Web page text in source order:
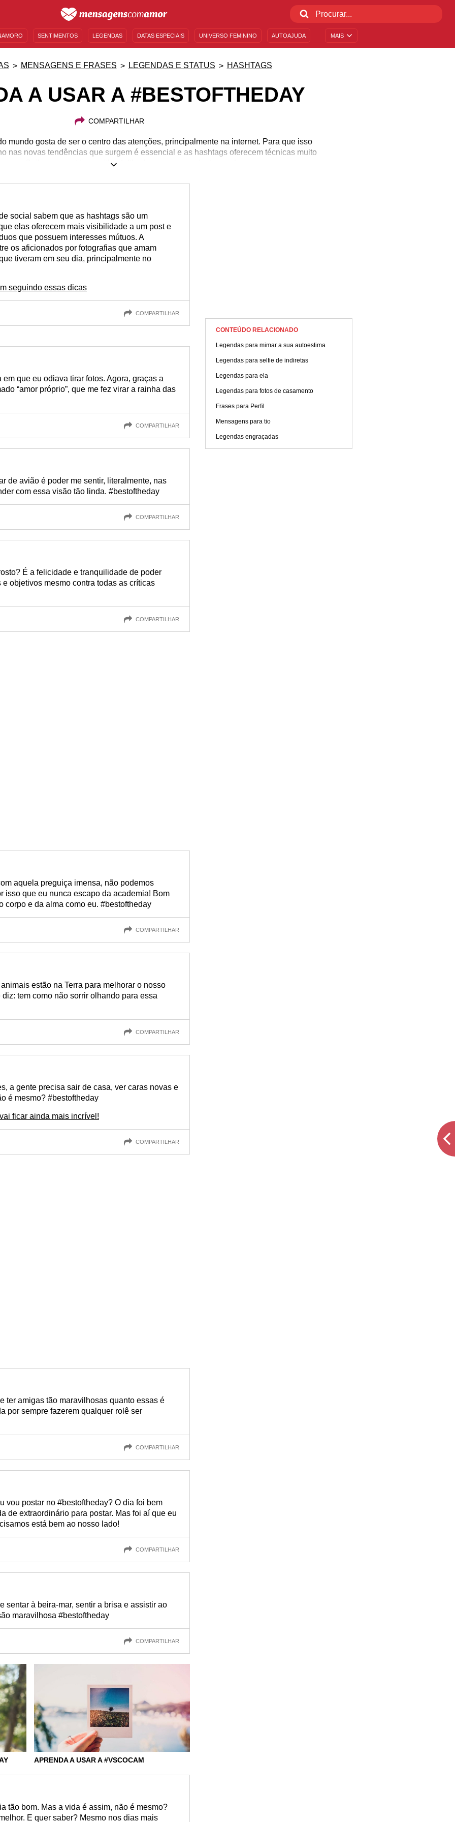
MAIS
SENTIMENTOS LEGENDAS DATAS ESPECIAIS UNIVERSO FEMININO AUTOAJUDA
MENSAGENS E FRASES LEGENDAS E STATUS HASHTAGS
A USAR A #BESTOFTHEDAY
COMPARTILHAR
mundo gosta de ser o centro das atenções, principalmente na internet. Para que isso
nas novas tendências que surgem é essencial e as hashtags oferecem técnicas muito
Saiba como utilizar a #bestoftheday e arrase no Instagram!
social sabem que as hashtags são um
elas oferecem mais visibilidade a um post e
que possuem interesses mútuos. A
os aficionados por fotografias que amam
tiveram em seu dia, principalmente no
seguindo essas dicas
COMPARTILHAR
que eu odiava tirar fotos. Agora, graças a
“amor próprio”, que me fez virar a rainha das
COMPARTILHAR
de avião é poder me sentir, literalmente, nas
com essa visão tão linda. #bestoftheday
COMPARTILHAR
É a felicidade e tranquilidade de poder
objetivos mesmo contra todas as críticas
COMPARTILHAR
aquela preguiça imensa, não podemos
isso que eu nunca escapo da academia! Bom
corpo e da alma como eu. #bestoftheday
COMPARTILHAR
estão na Terra para melhorar o nosso
tem como não sorrir olhando para essa
COMPARTILHAR
a gente precisa sair de casa, ver caras novas e
é mesmo? #bestoftheday
ficar ainda mais incrível!
COMPARTILHAR
ter amigas tão maravilhosas quanto essas é
por sempre fazerem qualquer rolê ser
COMPARTILHAR
vou postar no #bestoftheday? O dia foi bem
de extraordinário para postar. Mas foi aí que eu
está bem ao nosso lado!
COMPARTILHAR
sentar à beira-mar, sentir a brisa e assistir ao
maravilhosa #bestoftheday
COMPARTILHAR
APRENDA A USAR A #VSCOCAM
tão bom. Mas a vida é assim, não é mesmo?
E quer saber? Mesmo nos dias mais
CONTEÚDO RELACIONADO
Legendas para mimar a sua autoestima
Legendas para selfie de indiretas
Legendas para ela
Legendas para fotos de casamento
Frases para Perfil
Mensagens para tio
Legendas engraçadas